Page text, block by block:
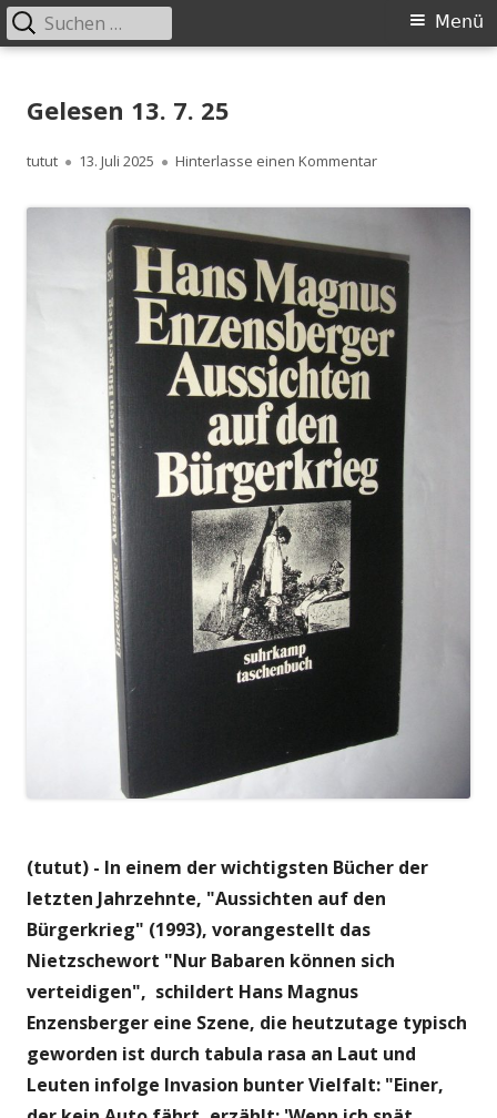
zum
Primäres
Menü
Suchen
nach:
Gelesen 13. 7. 25
Autor
tutut
Veröffentlicht
13. Juli 2025 Hinterlasse einen Kommentarzu Gelesen 13. 7.
(tutut) - In einem der wichtigsten Bücher der
letzten Jahrzehnte, "Aussichten auf den
Bürgerkrieg" (1993), vorangestellt das
Nietzschewort "Nur Babaren können sich
verteidigen", schildert Hans Magnus
Enzensberger eine Szene, die heutzutage typisch
geworden ist durch tabula rasa an Laut und
Leuten infolge Invasion bunter Vielfalt: "Einer,